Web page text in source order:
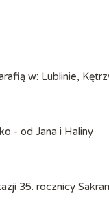
w: Lublinie,
- od Jana i Haliny
35. rocznicy